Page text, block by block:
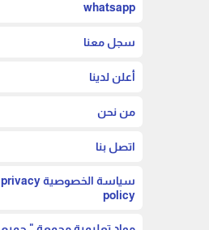
whatsapp
سجل معنا
أعلن لدينا
من نحن
اتصل بنا
سياسة الخصوصية privacy
policy